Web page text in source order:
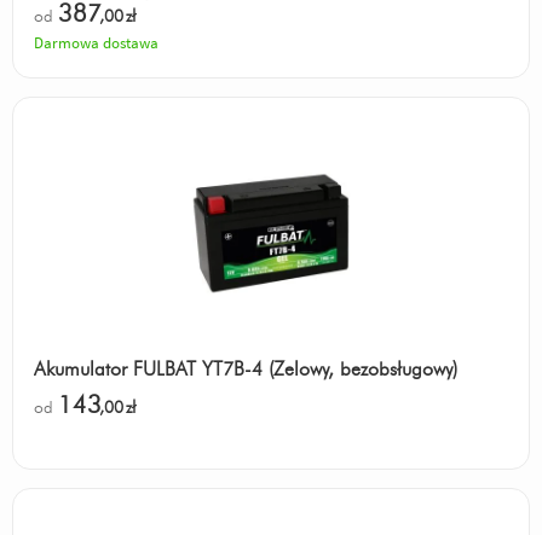
od 387,00zł
Darmowa dostawa
Akumulator FULBAT YT7B-4 (Żelowy, bezobsługowy)
od 143,00zł